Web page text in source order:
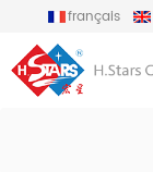
français